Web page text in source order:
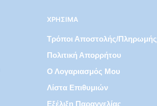
ΧΡΉΣΙΜΑ
Τρόποι Αποστολής/πληρωμής
Πολιτική Απορρήτου
Ο Λογαριασμός Μου
Λίστα Επιθυμιών
Εξέλιξη Παραγγελίας